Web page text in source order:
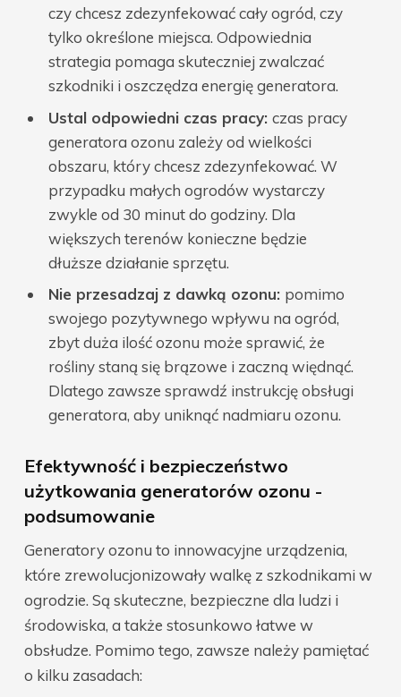
czy chcesz zdezynfekować cały ogród, czy
tylko określone miejsca. Odpowiednia
strategia pomaga skuteczniej zwalczać
szkodniki i oszczędza energię generatora.
Ustal odpowiedni czas pracy:czas pracy
generatora ozonu zależy od wielkości
obszaru, który chcesz zdezynfekować. W
przypadku małych ogrodów wystarczy
zwykle od 30 minut do godziny. Dla
większych terenów konieczne będzie
dłuższe działanie sprzętu.
Nie przesadzaj z dawką ozonu: pomimo
swojego pozytywnego wpływu na ogród,
zbyt duża ilość ozonu może sprawić, że
rośliny staną się brązowe i zaczną więdnąć.
Dlatego zawsze sprawdź instrukcję obsługi
generatora, aby uniknąć nadmiaru ozonu.
Efektywność i bezpieczeństwo
użytkowania generatorów ozonu -
podsumowanie
Generatory ozonu to innowacyjne urządzenia,
które zrewolucjonizowały walkę z szkodnikami w
ogrodzie. Są skuteczne, bezpieczne dla ludzi i
środowiska, a także stosunkowo łatwe w
obsłudze. Pomimo tego, zawsze należy pamiętać
o kilku zasadach: